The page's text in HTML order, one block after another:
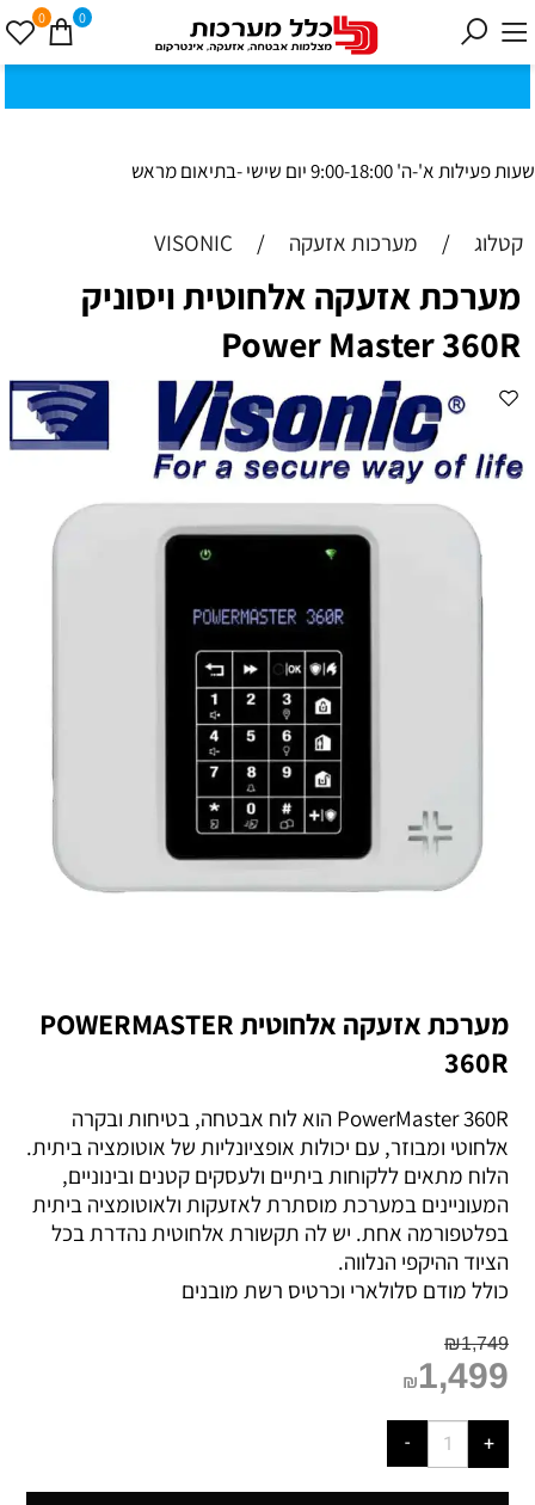
כ
ת
וב
ת
ינ
ו:ז
ב
וט
ינ
ס
קי1
8
0ב
נ
י ב
ר
ק
שעות פעילות א'-ה' 9:00-18:00 יום שישי -בתיאום מראש
0 0
קטלוג / מערכות אזעקה /
VISONIC
מערכת אזעקה אלחוטית ויסוניק
Power Master 360R
מערכת אזעקה אלחוטית POWERMASTER
360R
PowerMaster 360R הוא לוח אבטחה, בטיחות ובקרה
אלחוטי ומבוזר, עם יכולות אופציונליות של אוטומציה ביתית.
הלוח מתאים ללקוחות ביתיים ולעסקים קטנים ובינוניים,
המעוניינים במערכת מוסתרת לאזעקות ולאוטומציה ביתית
בפלטפורמה אחת. יש לה תקשורת אלחוטית נהדרת בכל
הציוד ההיקפי הנלווה.
כולל מודם סלולארי וכרטיס רשת מובנים
₪1,749
₪1,499